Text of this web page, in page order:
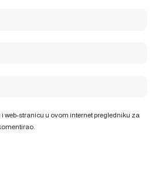
web-stranicu u ovom internet pregledniku za